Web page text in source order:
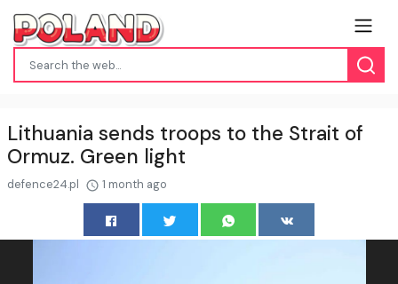
Lithuania sends troops to the Strait of
Ormuz. Green light
defence24.pl 1 month ago